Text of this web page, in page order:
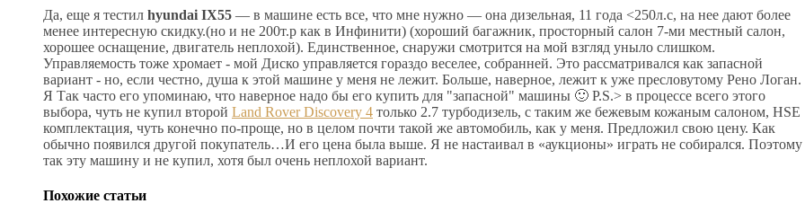
Да, еще я тестил hyundai IX55 — в машине есть все, что мне нужно — она дизельная, 11 года <250л.с, на нее дают более
менее интересную скидку.(но и не 200т.р как в Инфинити) (хороший багажник, просторный салон 7-ми местный салон,
хорошее оснащение, двигатель неплохой). Единственное, снаружи смотрится на мой взгляд уныло слишком.
Управляемость тоже хромает - мой Диско управляется гораздо веселее, собранней. Это рассматривался как запасной
вариант - но, если честно, душа к этой машине у меня не лежит. Больше, наверное, лежит к уже пресловутому Рено Логан.
Я Так часто его упоминаю, что наверное надо бы его купить для "запасной" машины 🙂 P.S.> в процессе всего этого
выбора, чуть не купил второй Land Rover Discovery 4 только 2.7 турбодизель, с таким же бежевым кожаным салоном, HSE
комплектация, чуть конечно по-проще, но в целом почти такой же автомобиль, как у меня. Предложил свою цену. Как
обычно появился другой покупатель…И его цена была выше. Я не настаивал в «аукционы» играть не собирался. Поэтому
так эту машину и не купил, хотя был очень неплохой вариант.
Похожие статьи